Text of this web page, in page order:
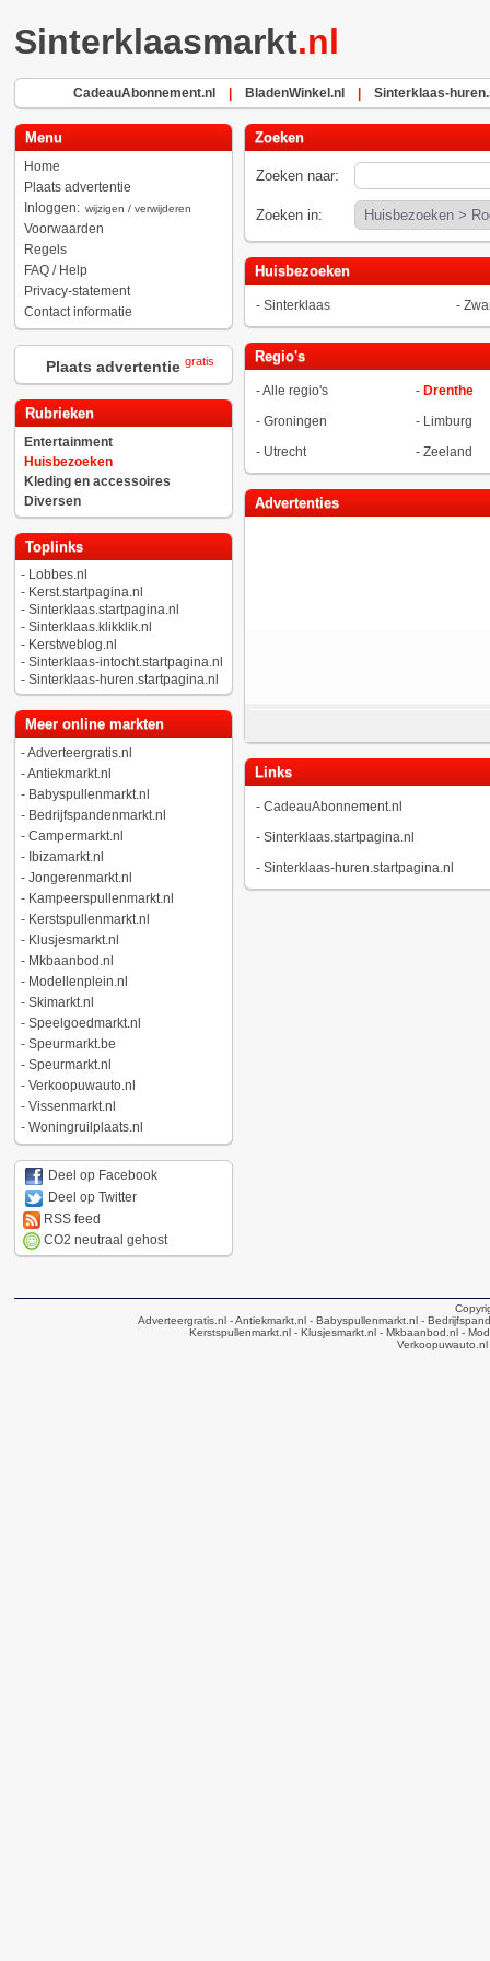
Sinterklaasmarkt.nl
CadeauAbonnement.nl BladenWinkel.nl Sinterklaas-
Menu
Home
Plaats advertentie
Inloggen: wijzigen / verwijderen
Voorwaarden
Regels
FAQ / Help
Privacy-statement
Contact informatie
Plaats advertentie gratis
Rubrieken
Entertainment
Huisbezoeken
Kleding en accessoires
Diversen
Toplinks
- Lobbes.nl
- Kerst.startpagina.nl
- Sinterklaas.startpagina.nl
- Sinterklaas.klikklik.nl
- Kerstweblog.nl
- Sinterklaas-intocht.startpagina.nl
- Sinterklaas-huren.startpagina.nl
Meer online markten
-Adverteergratis.nl
-Antiekmarkt.nl
- Babyspullenmarkt.nl
- Bedrijfspandenmarkt.nl
- Campermarkt.nl
- Ibizamarkt.nl
- Jongerenmarkt.nl
- Kampeerspullenmarkt.nl
- Kerstspullenmarkt.nl
- Klusjesmarkt.nl
- Mkbaanbod.nl
- Modellenplein.nl
- Skimarkt.nl
- Speelgoedmarkt.nl
- Speurmarkt.be
- Speurmarkt.nl
- Verkoopuwauto.nl
- Vissenmarkt.nl
- Woningruilplaats.nl
Deel op Facebook
Deel op Twitter
RSS feed
CO2 neutraal gehost
Zoeken
Zoeken naar:
Zoeken in:
Huisbezoeken
- Sinterklaas -
Regio's
-Alle regio's - Drenthe
- Groningen - Limburg
- Utrecht - Zeeland
Advertenties
Links
- CadeauAbonnement.nl
- Sinterklaas.startpagina.nl
- Sinterklaas-huren.startpagina.nl
Adverteergratis.nl - Antiekmarkt.nl - Babyspullenmarkt.nl -
Kerstspullenmarkt.nl- Klusjesmarkt.nl- Mkbaanbod.nl-
Verkoopuwauto.nl